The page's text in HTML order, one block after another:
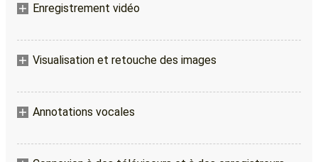
Enregistrement vidéo
Visualisation et retouche des images
Annotations vocales